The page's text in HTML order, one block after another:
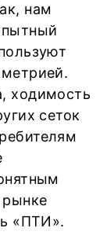
нам
ходимость
сеток
«ПТИ».